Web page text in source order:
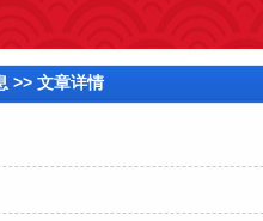
>> 文章详情